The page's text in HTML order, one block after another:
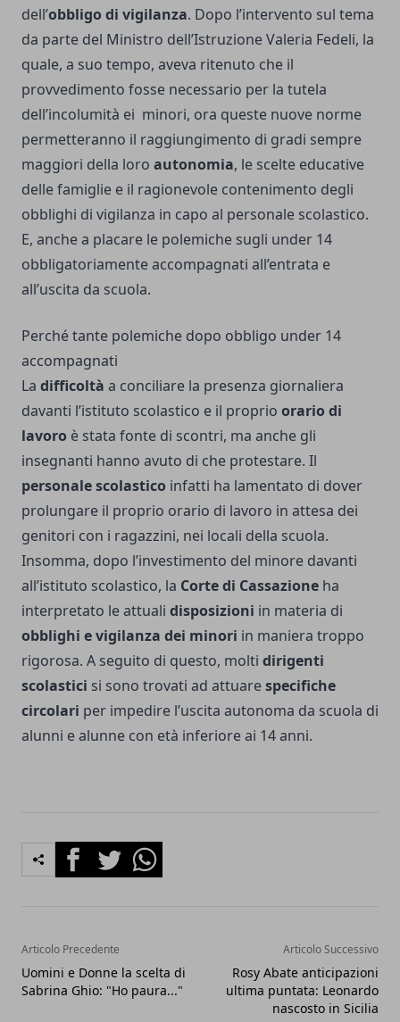
dell’obbligo di vigilanza. Dopo l’intervento sul tema
da parte del Ministro dell’Istruzione Valeria Fedeli, la
quale, a suo tempo, aveva ritenuto che il
provvedimento fosse necessario per la tutela
dell’incolumità ei minori, ora queste nuove norme
permetteranno il raggiungimento di gradi sempre
maggiori della loro autonomia, le scelte educative
delle famiglie e il ragionevole contenimento degli
obblighi di vigilanza in capo al personale scolastico.
E, anche a placare le polemiche sugli under 14
obbligatoriamente accompagnati all’entrata e
all’uscita da scuola.
Perché tante polemiche dopo obbligo under 14
accompagnati
La difficoltà a conciliare la presenza giornaliera
davanti l’istituto scolastico e il proprio orario di
lavoro è stata fonte di scontri, ma anche gli
insegnanti hanno avuto di che protestare. Il
personale scolastico infatti ha lamentato di dover
prolungare il proprio orario di lavoro in attesa dei
genitori con i ragazzini, nei locali della scuola.
Insomma, dopo l’investimento del minore davanti
all’istituto scolastico, la Corte di Cassazione ha
interpretato le attuali disposizioni in materia di
obblighi e vigilanza dei minori in maniera troppo
rigorosa. A seguito di questo, molti dirigenti
scolastici si sono trovati ad attuarespecifiche
circolari per impedire l’uscita autonoma da scuola di
alunni e alunne con età inferiore ai 14 anni.
FacebookTwitterWhatsapp
Articolo Precedente
Uomini e Donne la scelta di
Sabrina Ghio: "Ho paura..."
Articolo Successivo
Rosy Abate anticipazioni
ultima puntata: Leonardo
nascosto in Sicilia